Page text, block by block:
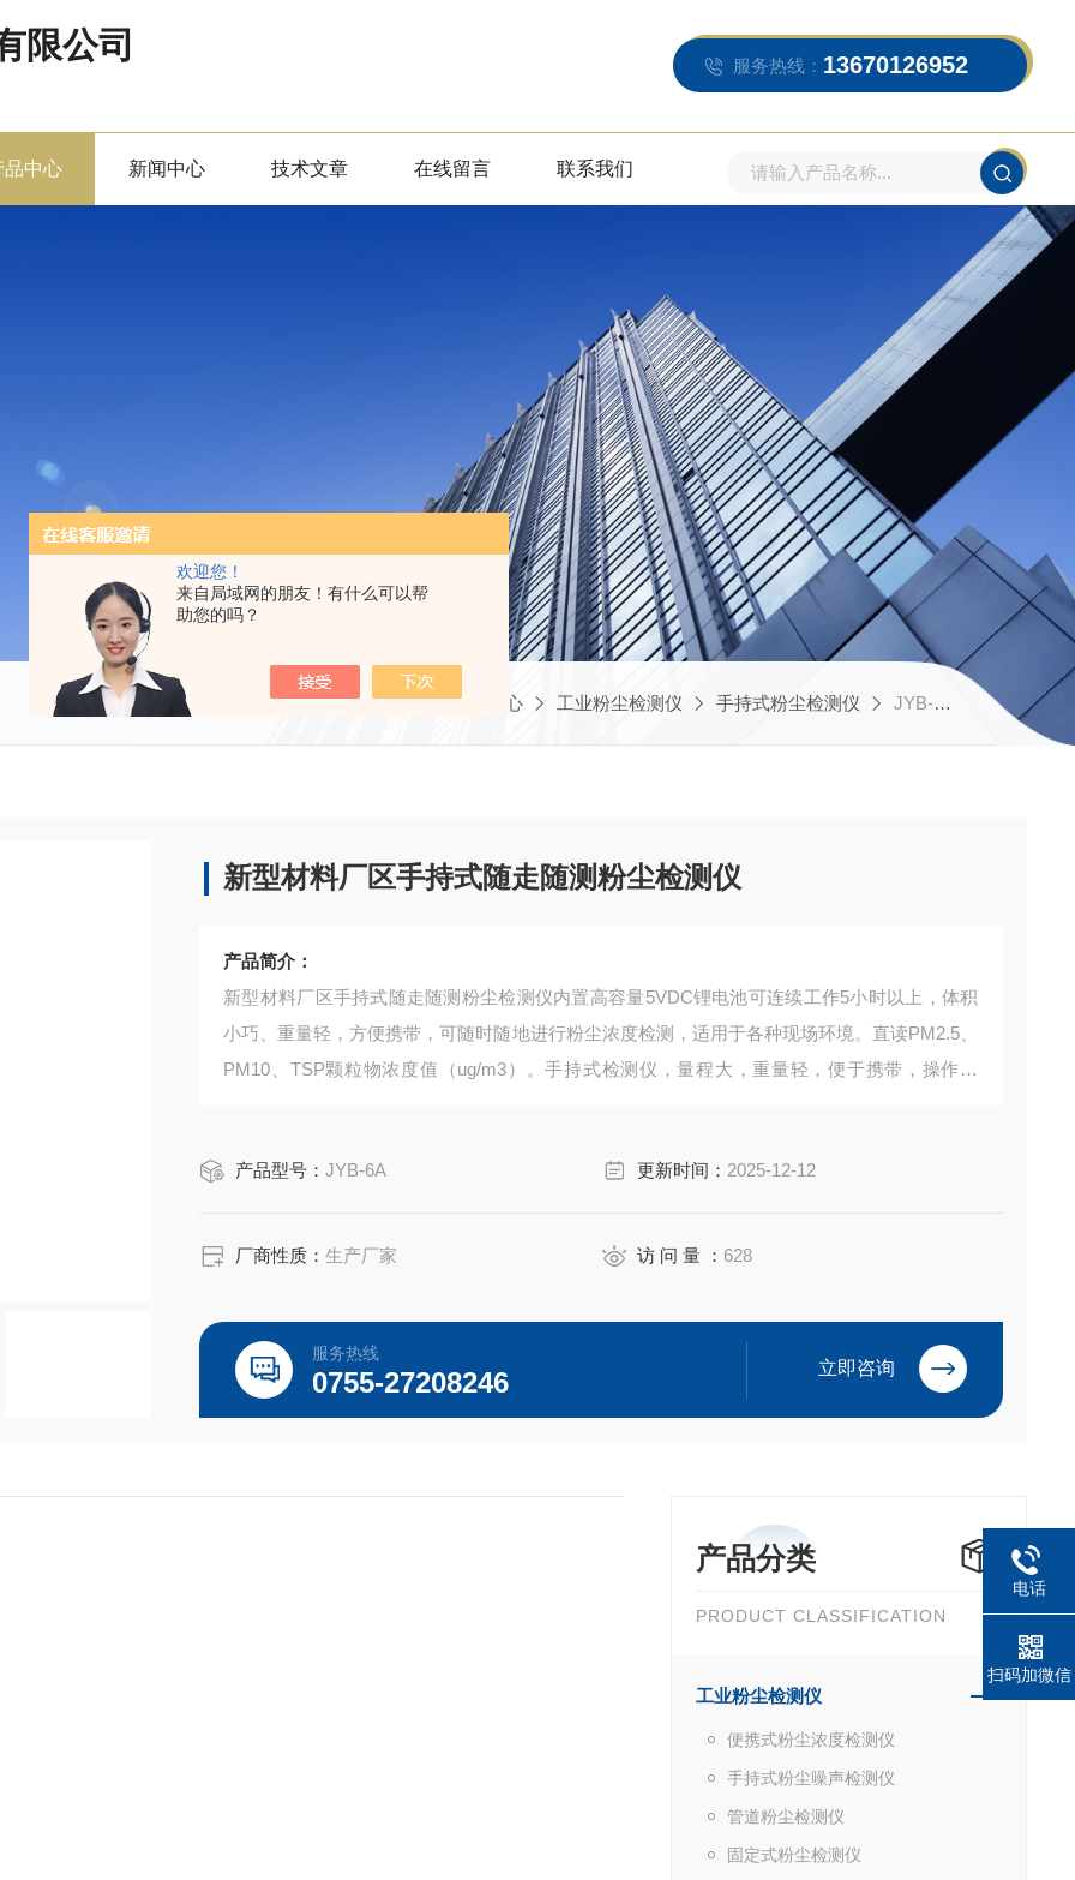
欢迎您！
来自局域网的朋友！有什么可以帮
助您的吗？
限公司
服务热线： 13670126952
品中心 新闻中心 技术文章 在线留言 联系我们
当前位置：首页 产品中心 工业粉尘检测仪 手持式粉尘检测仪 JYB-6A新型材料厂区手持式随走随测粉尘检测仪
新型材料厂区手持式随走随测粉尘检测仪
产品简介：
新型材料厂区手持式随走随测粉尘检测仪内置高容量5VDC锂电池可连续工作5小时以上，体积
小巧、重量轻，方便携带，可随时随地进行粉尘浓度检测，适用于各种现场环境。直读PM2.5、
PM10、TSP颗粒物浓度值（ug/m3）。手持式检测仪，量程大，重量轻，便于携带，操作简
产品型号：JYB-6A 更新时间： 2025-12-12
厂商性质：生产厂家 访 问 量 ： 628
服务热线
0755-27208246 立即咨询
产品分类
PRODUCT CLASSIFICATION
工业粉尘检测仪
便携式粉尘浓度检测仪
手持式粉尘噪声检测仪
管道粉尘检测仪
固定式粉尘检测仪
电话
扫码加微信